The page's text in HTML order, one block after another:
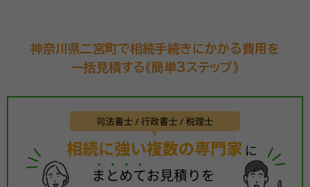
神奈川県二宮町で相続手続きにかかる費用を
一括見積する《簡単3ステップ》